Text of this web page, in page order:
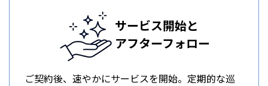
サービス開始と
アフターフォロー
ご契約後、速やかにサービスを開始。定期的な巡